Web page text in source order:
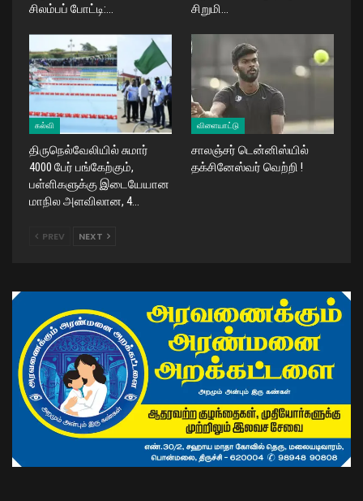
சிலம்பப் போட்டி:…
சிறுமி…
கல்வி
திருநெல்வேலியில் சுமார்
4000 பேர் பங்கேற்கும்,
பள்ளிகளுக்கு இடையேயான
மாநில அளவிலான, 4…
விளையாட்டு
சாலஞ்சர் டென்னிஸ்யில்
தக்சினேஸ்வர் வெற்றி !
PREV NEXT